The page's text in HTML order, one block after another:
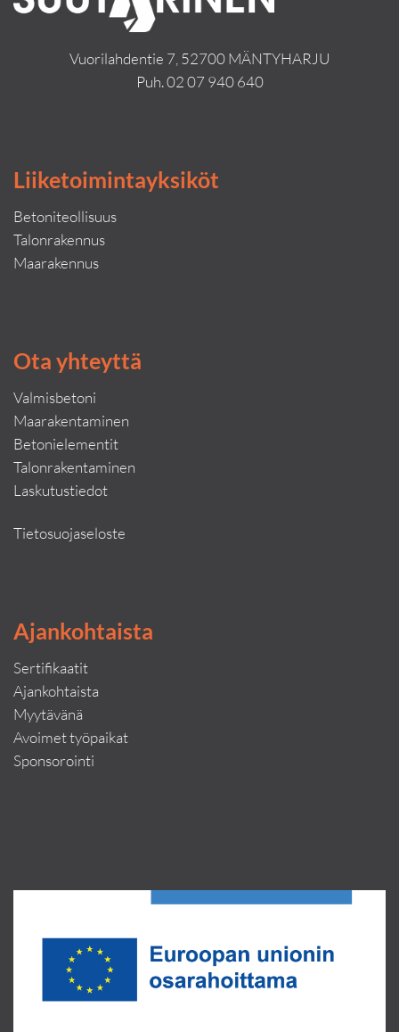
Vuorilahdentie 7, 52700 MÄNTYHARJU
Puh.02 07 940 640
Liiketoimintayksiköt
Betoniteollisuus
Talonrakennus
Maarakennus
Ota yhteyttä
Valmisbetoni
Maarakentaminen
Betonielementit
Talonrakentaminen
Laskutustiedot
Tietosuojaseloste
Ajankohtaista
Sertifikaatit
Ajankohtaista
Myytävänä
Avoimet työpaikat
Sponsorointi